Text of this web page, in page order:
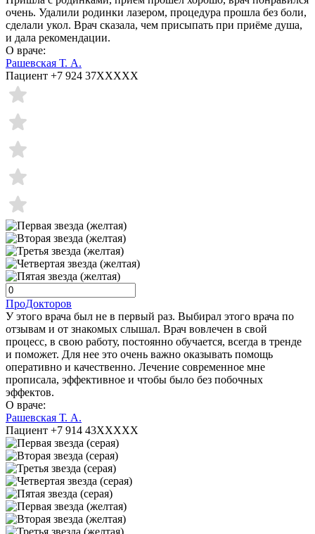
очень. Удалили родинки лазером, процедура прошла без боли,
сделали укол. Врач сказала, чем присыпать при приёме душа,
и дала рекомендации.
О враче:
Рашевская Т. А.
Пациент +7 924 37XXXXX
ПроДокторов
У этого врача был не в первый раз. Выбирал этого врача по
отзывам и от знакомых слышал. Врач вовлечен в свой
процесс, в свою работу, постоянно обучается, всегда в тренде
и поможет. Для нее это очень важно оказывать помощь
оперативно и качественно. Лечение современное мне
прописала, эффективное и чтобы было без побочных
эффектов.
О враче:
Рашевская Т. А.
Пациент +7 914 43XXXXX